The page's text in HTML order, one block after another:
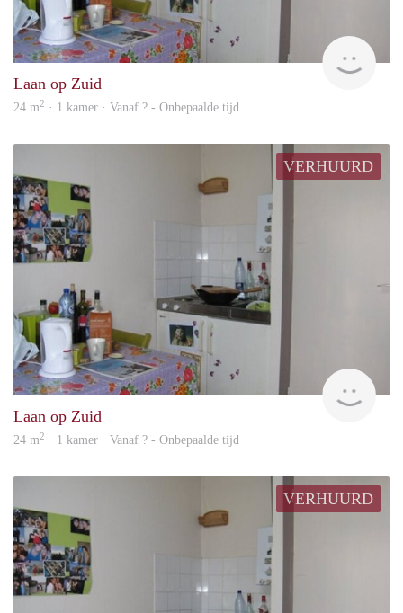
Laan op Zuid
24 m2 · 1 kamer · Vanaf ? - Onbepaalde tijd
VERHUURD
Laan op Zuid
24 m2 · 1 kamer · Vanaf ? - Onbepaalde tijd
VERHUURD